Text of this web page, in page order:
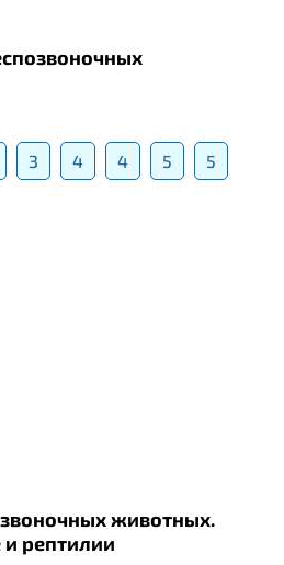
3 4 4 5 5
животных.
рептилии